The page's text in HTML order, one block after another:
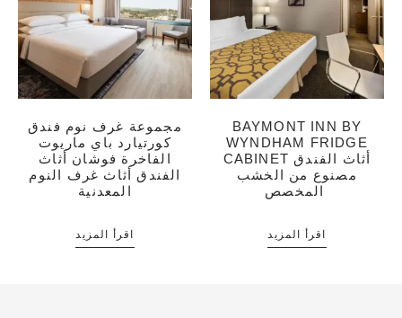
مجموعة غرف نوم فندق
كورتيارد باي ماريوت
الفاخرة فوشان أثاث
الفندق أثاث غرف النوم
المعدنية
اقرأ المزيد
BAYMONT INN BY
WYNDHAM FRIDGE
CABINET أثاث الفندق
مصنوع من الخشب
اقرأ المزيد